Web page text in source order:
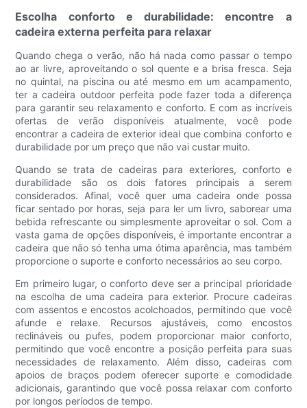
Escolha conforto e durabilidade: encontre a
cadeira externa perfeita para relaxar
Quando chega o verão, não há nada como passar o tempo
ao ar livre, aproveitando o sol quente e a brisa fresca. Seja
no quintal, na piscina ou até mesmo em um acampamento,
ter a cadeira outdoor perfeita pode fazer toda a diferença
para garantir seu relaxamento e conforto. E com as incríveis
ofertas de verão disponíveis atualmente, você pode
encontrar a cadeira de exterior ideal que combina conforto e
durabilidade por um preço que não vai custar muito.
Quando se trata de cadeiras para exteriores, conforto e
durabilidade são os dois fatores principais a serem
considerados. Afinal, você quer uma cadeira onde possa
ficar sentado por horas, seja para ler um livro, saborear uma
bebida refrescante ou simplesmente aproveitar o sol. Com a
vasta gama de opções disponíveis, é importante encontrar a
cadeira que não só tenha uma ótima aparência, mas também
proporcione o suporte e conforto necessários ao seu corpo.
Em primeiro lugar, o conforto deve ser a principal prioridade
na escolha de uma cadeira para exterior. Procure cadeiras
com assentos e encostos acolchoados, permitindo que você
afunde e relaxe. Recursos ajustáveis, como encostos
reclináveis ​​ou pufes, podem proporcionar maior conforto,
permitindo que você encontre a posição perfeita para suas
necessidades de relaxamento. Além disso, cadeiras com
apoios de braços podem oferecer suporte e comodidade
adicionais, garantindo que você possa relaxar com conforto
por longos períodos de tempo.